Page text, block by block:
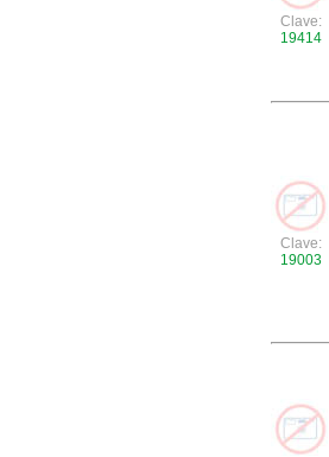
Clave:
19414
Clave:
19003